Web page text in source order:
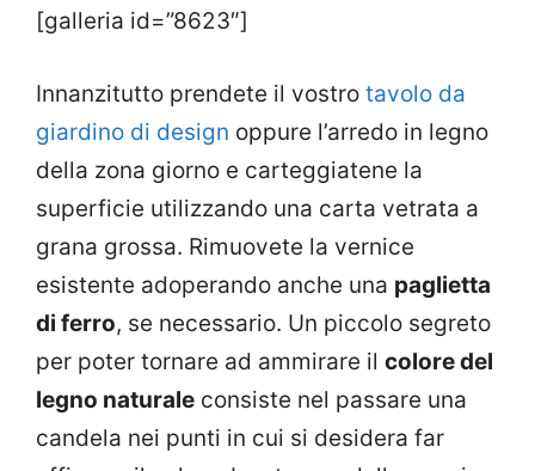
[galleria id=”8623″]
Innanzitutto prendete il vostro tavolo da
giardino di design oppure l’arredo in legno
della zona giorno e carteggiatene la
superficie utilizzando una carta vetrata a
grana grossa. Rimuovete la vernice
esistente adoperando anche una paglietta
di ferro, se necessario. Un piccolo segreto
per poter tornare ad ammirare il colore del
legno naturale consiste nel passare una
candela nei punti in cui si desidera far